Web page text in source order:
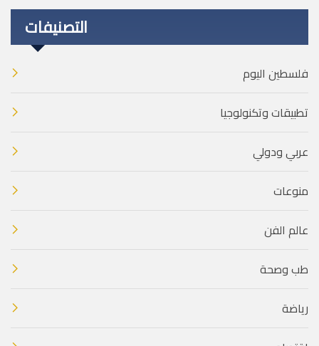
التصنيفات
فلسطين اليوم
تطبيقات وتكنولوجيا
عربي ودولي
منوعات
عالم الفن
طب وصحة
رياضة